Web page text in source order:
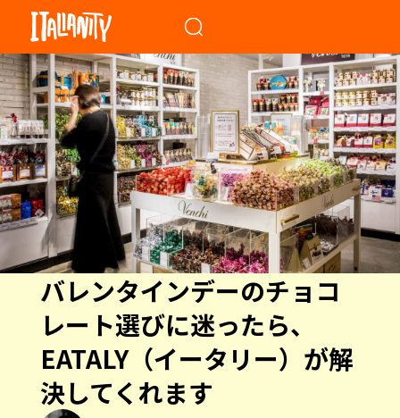
バレンタインデーのチョコ
レート選びに迷ったら、
EATALY（イータリー）が解
決してくれます